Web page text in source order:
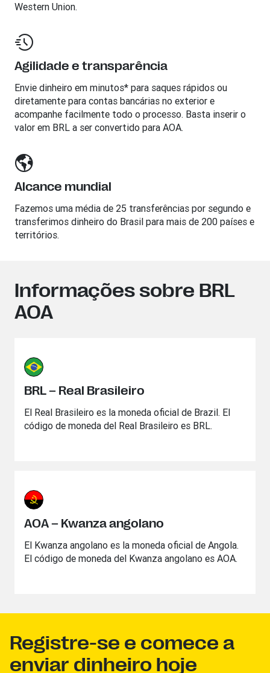
Western Union.
Agilidade e transparência
Envie dinheiro em minutos* para saques rápidos ou
diretamente para contas bancárias no exterior e
acompanhe facilmente todo o processo. Basta inserir o
valor em BRL a ser convertido para AOA.
Alcance mundial
Fazemos uma média de 25 transferências por segundo e
transferimos dinheiro do Brasil para mais de 200 países e
territórios.
Informações sobre BRL
AOA
BRL – Real Brasileiro
El Real Brasileiro es la moneda oficial de Brazil. El
código de moneda del Real Brasileiro es BRL.
AOA – Kwanza angolano
El Kwanza angolano es la moneda oficial de Angola.
El código de moneda del Kwanza angolano es AOA.
Registre-se e comece a
enviar dinheiro hoje